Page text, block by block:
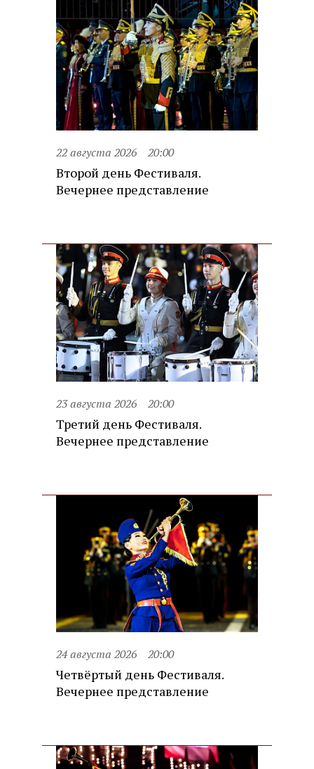
22 августа 2026 20:00
Второй день Фестиваля.
Вечернее представление
23 августа 2026 20:00
Третий день Фестиваля.
Вечернее представление
24 августа 2026 20:00
Четвёртый день Фестиваля.
Вечернее представление